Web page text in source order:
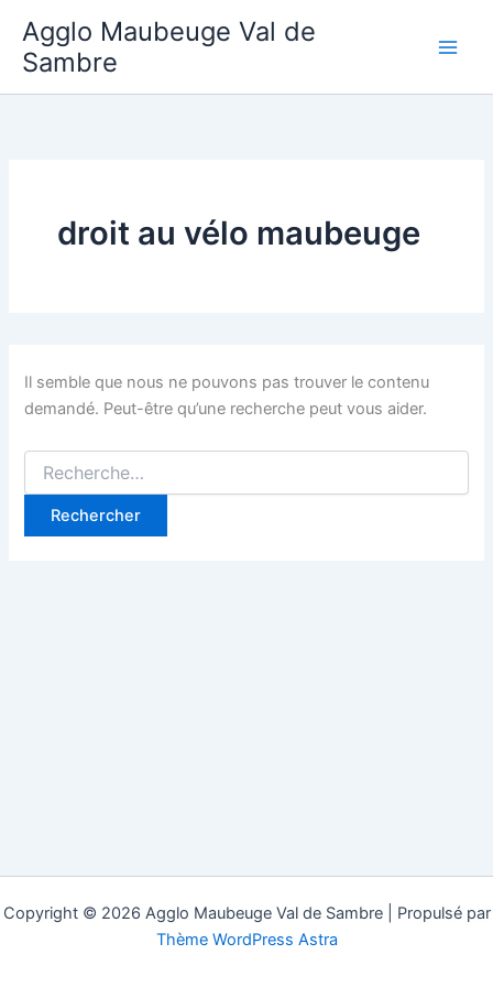
contenu
Agglo Maubeuge Val de
Sambre
droit au vélo maubeuge
Il semble que nous ne pouvons pas trouver le contenu
demandé. Peut-être qu’une recherche peut vous aider.
Rechercher :
Copyright © 2026 Agglo Maubeuge Val de Sambre | Propulsé par
Thème WordPress Astra